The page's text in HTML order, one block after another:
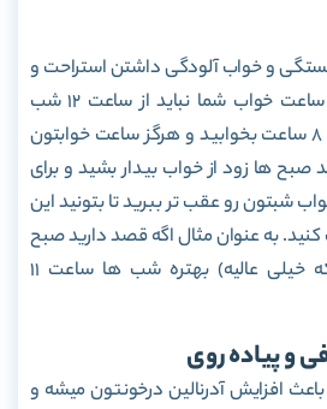
و خواب آلودگی داشتن استراحت و
خواب کافی شبانه اس. ساعت خواب شما نباید از ساعت 12 شب
بگذره. در طول روز 7 الی 8 ساعت بخوابید و هرگز ساعت خوابتون
صبح ها زود از خواب بیدار بشید و برای
شبتون رو عقب تر ببرید تا بتونید این
کنید. به عنوان مثال اگه قصد دارید صبح
ساعت 6 بیدار بشید (که خیلی عالیه) بهتره شب ها ساعت 11
افزایش آدرنالین درخونتون میشه و